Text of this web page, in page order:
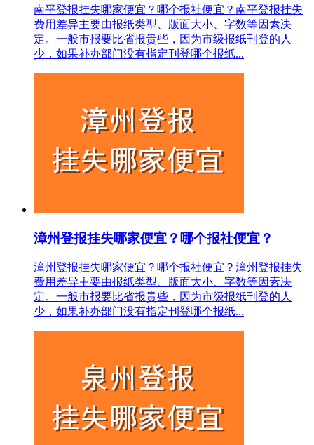
南平登报挂失哪家便宜？哪个报社便宜？南平登报挂失
费用差异主要由报纸类型、版面大小、字数等因素决
定。一般市报要比省报贵些，因为市级报纸刊登的人
少，如果补办部门没有指定刊登哪个报纸...
漳州登报挂失哪家便宜？哪个报社便宜？
漳州登报挂失哪家便宜？哪个报社便宜？漳州登报挂失
费用差异主要由报纸类型、版面大小、字数等因素决
定。一般市报要比省报贵些，因为市级报纸刊登的人
少，如果补办部门没有指定刊登哪个报纸...